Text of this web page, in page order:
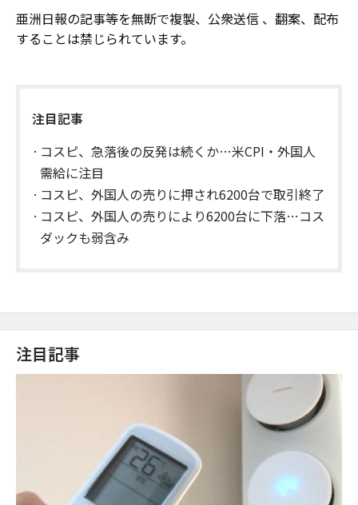
亜洲日報の記事等を無断で複製、公衆送信 、翻案、配布
することは禁じられています。
注目記事
コスピ、急落後の反発は続くか…米CPI・外国人
需給に注目
コスピ、外国人の売りに押され6200台で取引終了
コスピ、外国人の売りにより6200台に下落…コス
ダックも弱含み
注目記事